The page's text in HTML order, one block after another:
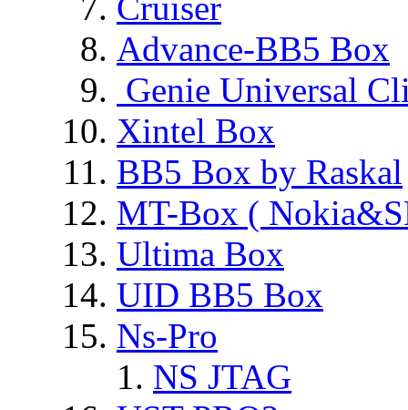
Advance-BB5 Box
Genie Universal
Xintel Box
BB5 Box by Raskal
MT-Box (
Ultima Box
UID BB5 Box
Ns-Pro
NS JTAG